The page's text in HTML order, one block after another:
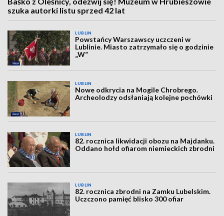
szuka autorki listu sprzed 42 lat
LUBLIN
Powstańcy Warszawscy uczczeni w
Lublinie. Miasto zatrzymało się o godzinie
„W”
LUBLIN
Nowe odkrycia na Mogile Chrobrego.
Archeolodzy odsłaniają kolejne pochówki
LUBLIN
82. rocznica likwidacji obozu na Majdanku.
Oddano hołd ofiarom niemieckich zbrodni
LUBLIN
82. rocznica zbrodni na Zamku Lubelskim.
Uczczono pamięć blisko 300 ofiar